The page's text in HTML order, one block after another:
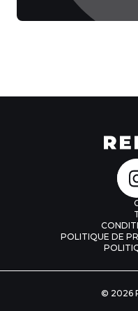
POLITIQUE DE
© 2026